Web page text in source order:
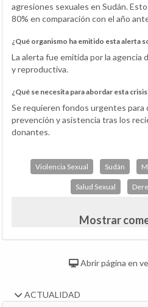
agresiones sexuales en Sudán.
80% en comparación con el año
¿Qué organismo ha emitido esta alerta
La alerta fue emitida por la agencia
y reproductiva.
¿Qué se necesita para abordar esta
Se requieren fondos urgentes para
prevención y asistencia tras los
donantes.
Violencia Sexual Sudán
Salud Sexual
Mostrar
Abrir página en
ACTUALIDAD